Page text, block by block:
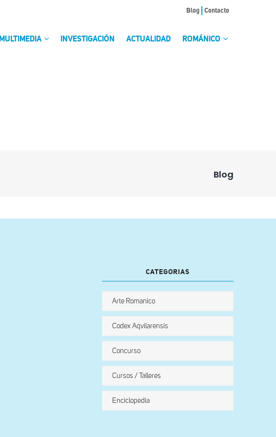
Blog Contacto
MULTIMEDIA INVESTIGACIÓN ACTUALIDAD ROMÁNICO
Blog
CATEGORIAS
Arte Romanico
Codex Aqvilarensis
Concurso
Cursos / Talleres
Enciclopedia